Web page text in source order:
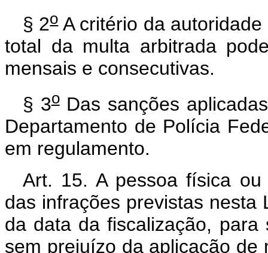
§ 2oA critério da
total da multa arbitrada
mensais e consecutivas.
§ 3oDas sanções
Departamento de Polícia
em regulamento.
Art. 15. A pessoa física
das infrações previstas
da data da fiscalização, para
sem prejuízo da aplicação de